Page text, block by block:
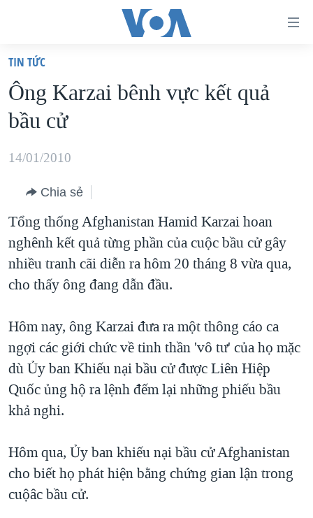
truy
cập
Tới
dung
chính
điều
hướng
chính
Đi
"Tìm"
TRANG CHỦ
VIỆT NAM
HOA KỲ
BIỂN ĐÔNG
BLOG
DIỄN ĐÀN
MỤC
TỰ DO BÁO CHÍ
NGƯỜI VIỆT HẢI NGOẠI
ĐỜI SỐNG
KINH TẾ
KHOA HỌC
VĂN HOÁ
THỂ THAO
CHUYÊN ĐỀ
HÀNH TRÌNH BẦU CỬ 2024
MỘT NĂM CHIẾN TRANH TẠI DẢI GAZA
GIẢI MÃ VÀNH ĐAI & CON ĐƯỜNG
NGÀY TỊ NẠN THẾ GIỚI
TRỊNH VĨNH BÌNH - NGƯỜI HẠ 'BÊN THẮNG CUỘC'
GROUND ZERO – XƯA VÀ NAY
CHI PHÍ CHIẾN TRANH AFGHANISTAN
VIDEO
NGHE
MẠNG XÃ HỘI
Ngôn ngữ khác
TIN TỨC
Ông Karzai bênh vực kết quả
bầu cử
14/01/2010
Chia sẻ
Tổng thống Afghanistan Hamid Karzai hoan
nghênh kết quả từng phần của cuộc bầu cử gây
nhiều tranh cãi diễn ra hôm 20 tháng 8 vừa qua,
cho thấy ông đang dẫn đầu.
Hôm nay, ông Karzai đưa ra một thông cáo ca
ngợi các giới chức về tinh thần 'vô tư' của họ mặc
dù Ủy ban Khiếu nại bầu cử được Liên Hiệp
Quốc ủng hộ ra lệnh đếm lại những phiếu bầu
khả nghi.
Hôm qua, Ủy ban khiếu nại bầu cử Afghanistan
cho biết họ phát hiện bằng chứng gian lận trong
cuộâc bầu cử.